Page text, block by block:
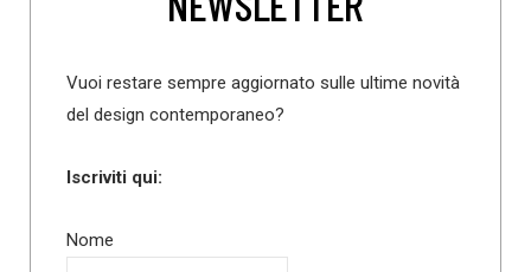
Vuoi restare sempre aggiornato sulle ultime novità
del design contemporaneo?
Iscriviti qui:
Nome